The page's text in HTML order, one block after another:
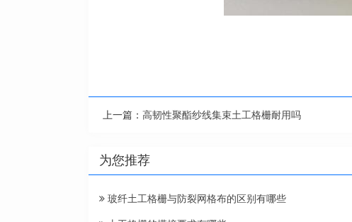
上一篇： 高韧性聚酯纱线集束土工格栅耐用吗
为您推荐
玻纤土工格栅与防裂网格布的区别有哪些